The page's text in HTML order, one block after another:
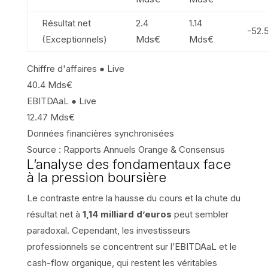
Résultat net
(Exceptionnels)
2.4
Mds€
1.14
Mds€
-
Chiffre d'affaires ● Live
40.4 Mds€
EBITDAaL ● Live
12.47 Mds€
Données financières synchronisées
Source : Rapports Annuels Orange & Consensus
L’analyse des fondamentaux face
à la pression boursière
Le contraste entre la hausse du cours et la chute du
résultat net à 1,14 milliard d’euros peut sembler
paradoxal. Cependant, les investisseurs
professionnels se concentrent sur l’EBITDAaL et le
cash-flow organique, qui restent les véritables